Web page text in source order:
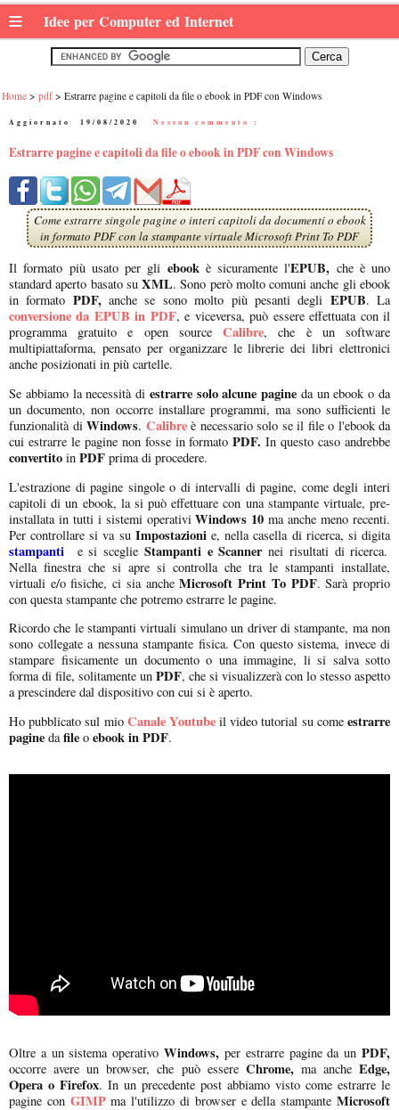
≡ Idee per Computer ed Internet
Home pdf Estrarre pagine e capitoli da file o ebook in PDF con Windows
Aggiornato: 19/08/2020 Nessun commento :
Estrarre pagine e capitoli da file o ebook in PDF con Windows
Come estrarre singole pagine o interi capitoli da documenti o ebook
in formato PDF con la stampante virtuale Microsoft Print To PDF
Il formato più usato per gli ebookè sicuramente l'EPUB, che è uno
standard aperto basato suXML. Sono però molto comuni anche gli ebook
in formato PDF,anche se sono molto più pesanti degli EPUB. La
conversione da EPUB in PDF, e viceversa, può essere effettuata con il
programma gratuito e open sourceCalibre, che è un software
multipiattaforma, pensato per organizzare le librerie dei libri elettronici
anche posizionati in più cartelle.
Se abbiamo la necessità di estrarre solo alcune pagine da un ebook o da
un documento, non occorre installare programmi, ma sono sufficienti le
funzionalità di Windows. Calibreè necessario solo se il file o l'ebook da
cui estrarre le pagine non fosse in formatoPDF. In questo caso andrebbe
convertito in PDF prima di procedere.
L'estrazione di pagine singole o di intervalli di pagine, come degli interi
capitoli di un ebook, la si può effettuare con una stampante virtuale, pre-
installata in tutti i sistemi operativiWindows 10ma anche meno recenti.
Per controllare si va su Impostazionie, nella casella di ricerca, si digita
stampanti e si sceglie Stampanti e Scannernei risultati di ricerca.
Nella finestra che si apre si controlla che tra le stampanti installate,
virtuali e/o fisiche, ci sia ancheMicrosoft Print To PDF. Sarà proprio
con questa stampante che potremo estrarre le pagine.
Ricordo che le stampanti virtuali simulano un driver di stampante, ma non
sono collegate a nessuna stampante fisica. Con questo sistema, invece di
stampare fisicamente un documento o una immagine, li si salva sotto
forma di file, solitamente un PDF, che si visualizzerà con lo stesso aspetto
a prescindere dal dispositivo con cui si è aperto.
Ho pubblicato sul mio Canale Youtubeil video tutorial su comeestrarre
pagine dafile o ebook in PDF.
Oltre a un sistema operativoWindows, per estrarre pagine da un PDF,
occorre avere un browser, che può essere Chrome, ma ancheEdge,
Opera o Firefox. In un precedente post abbiamo visto come estrarre le
pagine con GIMPma l'utilizzo di browser e della stampante Microsoft